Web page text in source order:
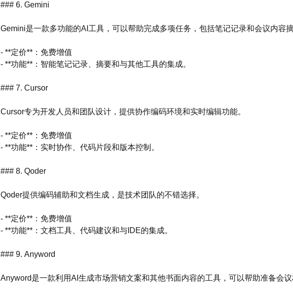
### 6. Gemini
Gemini是一款多功能的AI工具，可以帮助完成多项任务，包括笔记记录和会议内容
- **定价**：免费增值
- **功能**：智能笔记记录、摘要和与其他工具的集成。
### 7. Cursor
Cursor专为开发人员和团队设计，提供协作编码环境和实时编辑功能。
- **定价**：免费增值
- **功能**：实时协作、代码片段和版本控制。
### 8. Qoder
Qoder提供编码辅助和文档生成，是技术团队的不错选择。
- **定价**：免费增值
- **功能**：文档工具、代码建议和与IDE的集成。
### 9. Anyword
Anyword是一款利用AI生成市场营销文案和其他书面内容的工具，可以帮助准备会